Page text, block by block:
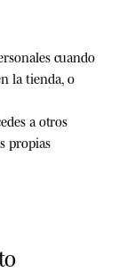
cuando
la tienda, o
a otros
propias